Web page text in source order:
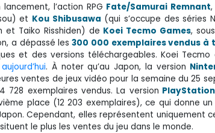
l’action RPG Fate/Samurai Remnant
et Kou Shibusawa (qui s’occupe des séries
et Taiko Risshiden) de Koei Tecmo Games,
a dépassé les 300 000 exemplaires vendus à
et des versions téléchargeables. Koei
. À noter qu’au Japon, la version
ventes de jeux vidéo pour la semaine du 25
728 exemplaires vendus. La version
place (12 203 exemplaires), ce qui donne
Cependant, elles représentent uniquement
le plus les ventes du jeu dans le monde.